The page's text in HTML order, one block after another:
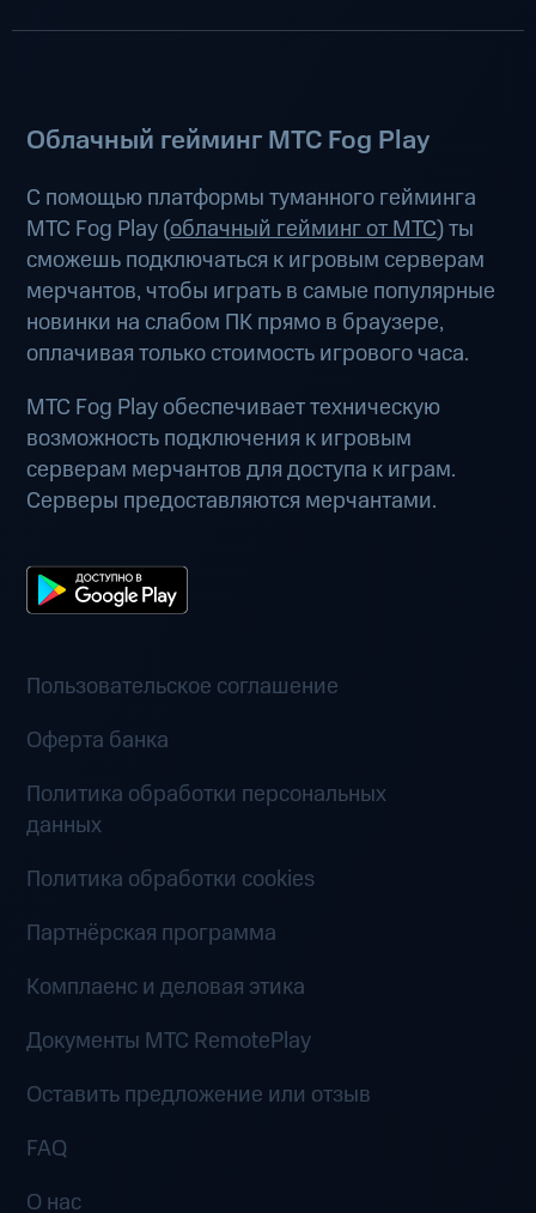
Облачный гейминг МТС Fog Play
С помощью платформы туманного гейминга
МТС Fog Play (облачный гейминг от МТС) ты
сможешь подключаться к игровым серверам
мерчантов, чтобы играть в самые популярные
новинки на слабом ПК прямо в браузере,
оплачивая только стоимость игрового часа.
МТС Fog Play обеспечивает техническую
возможность подключения к игровым
серверам мерчантов для доступа к играм.
Серверы предоставляются мерчантами.
Пользовательское соглашение
Оферта банка
Политика обработки персональных
данных
Политика обработки cookies
Партнёрская программа
Комплаенс и деловая этика
Документы MTC RemotePlay
Оставить предложение или отзыв
FAQ
О нас